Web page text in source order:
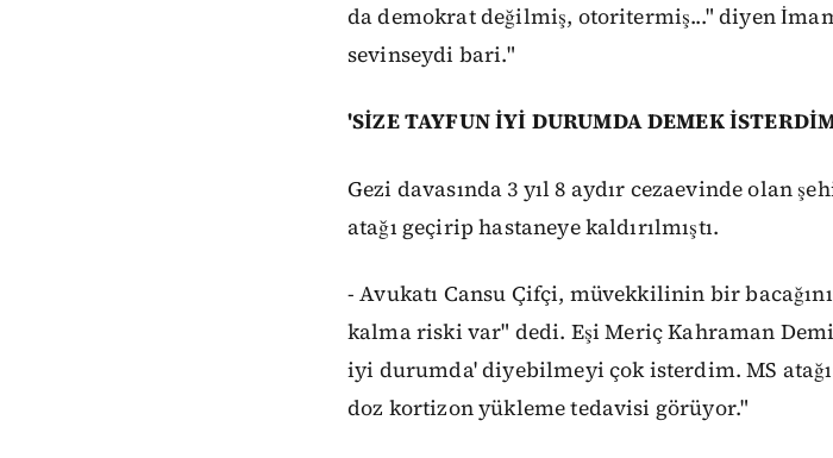
da demokrat değilmiş, otoritermiş..." diyen
sevinseydi bari."
'SİZE TAYFUN İYİ DURUMDA DEMEK
Gezi davasında 3 yıl 8 aydır cezaevinde olan
atağı geçirip hastaneye kaldırılmıştı.
- Avukatı Cansu Çifçi, müvekkilinin bir
kalma riski var" dedi. Eşi Meriç Kahraman
iyi durumda' diyebilmeyi çok isterdim. MS
doz kortizon yükleme tedavisi görüyor."